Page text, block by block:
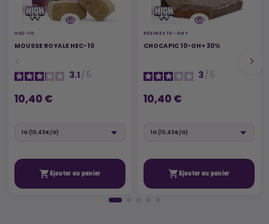
HEC-10
MOUSSE ROYALE HEC-10
3.1/ 5
10,40 €
Ajouter au panier
RÉSINES 10-OH+
CHOCAPIC 10-OH+ 30%
3/ 5
10,40 €
Ajouter au panier